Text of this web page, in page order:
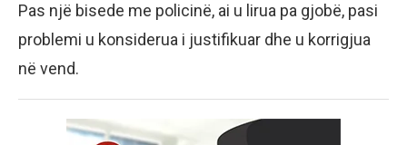
Pas një bisede me policinë, ai u lirua pa gjobë, pasi
problemi u konsiderua i justifikuar dhe u korrigjua
në vend.